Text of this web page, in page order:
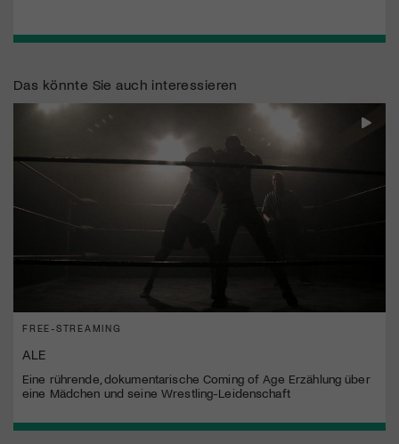
Das könnte Sie auch interessieren
FREE-STREAMING
ALE
Eine rührende, dokumentarische Coming of Age Erzählung über
eine Mädchen und seine Wrestling-Leidenschaft